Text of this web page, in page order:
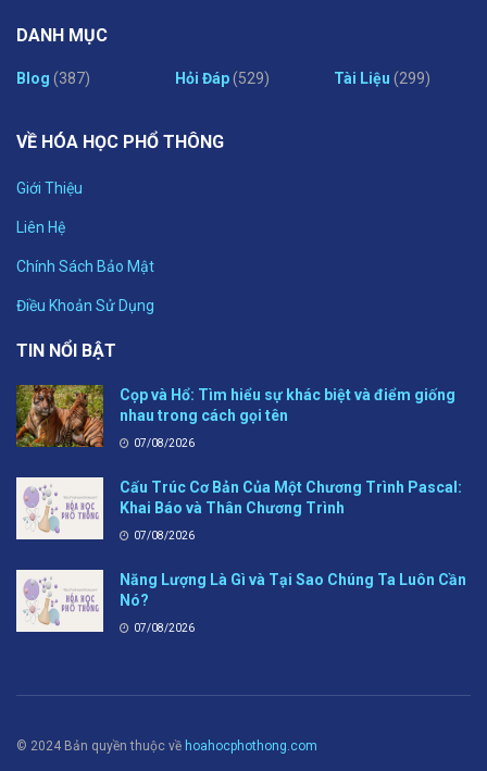
DANH MỤC
Blog (387) Hỏi Đáp(529) Tài Liệu (299)
VỀ HÓA HỌC PHỔ THÔNG
Giới Thiệu
Liên Hệ
Chính Sách Bảo Mật
Điều Khoản Sử Dụng
TIN NỔI BẬT
Cọp và Hổ: Tìm hiểu sự khác biệt và điểm giống
nhau trong cách gọi tên
07/08/2026
Cấu Trúc Cơ Bản Của Một Chương Trình Pascal:
Khai Báo và Thân Chương Trình
07/08/2026
Năng Lượng Là Gì và Tại Sao Chúng Ta Luôn Cần
Nó?
07/08/2026
© 2024 Bản quyền thuộc về hoahocphothong.com